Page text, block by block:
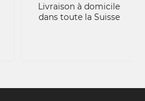
Livraison à domicile
dans toute la Suisse